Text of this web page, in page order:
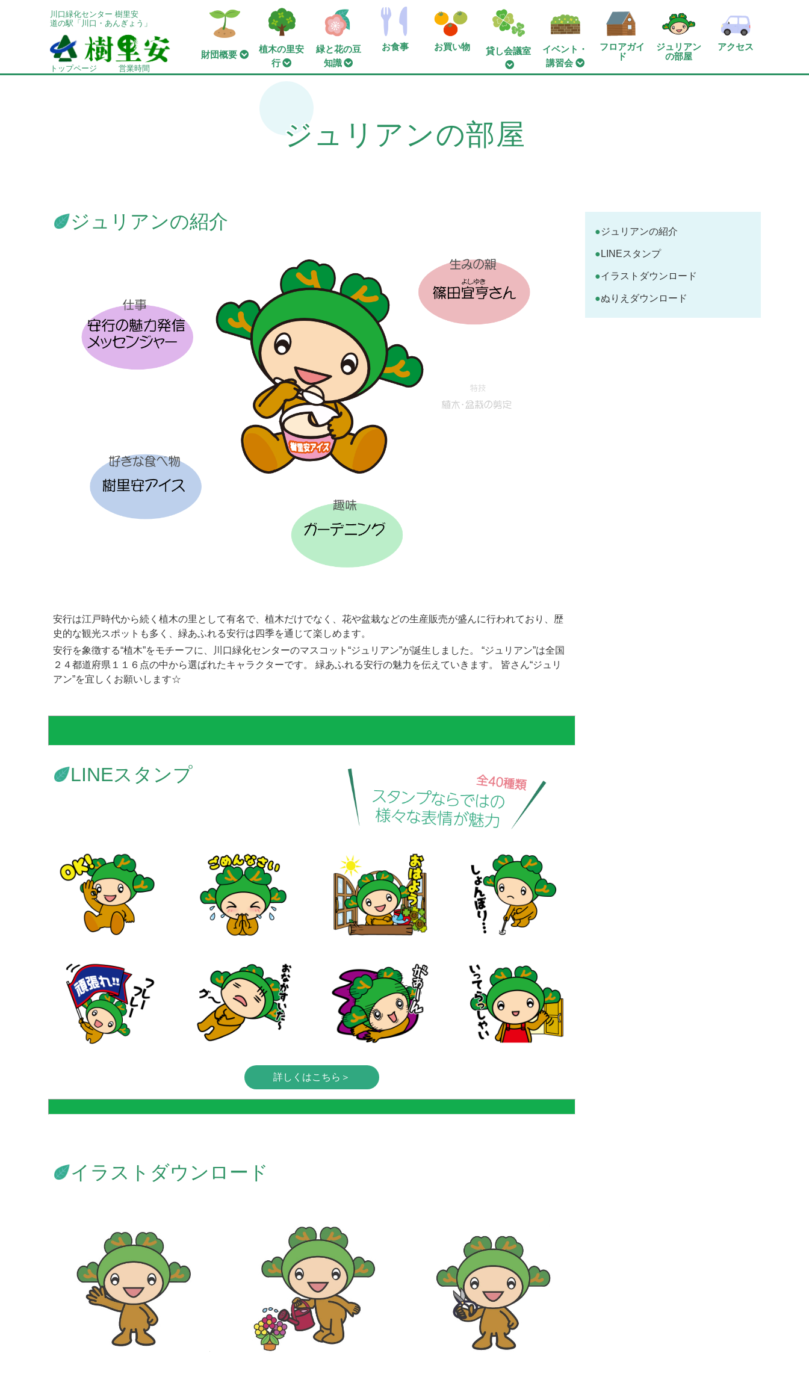
川口緑化センター 樹里安
道の駅「川口・あんぎょう」
トップページ 営業時間
財団概要
植木の里安
行
緑と花の豆
知識
お食事 お買い物 貸し会議室
イベント・
講習会
フロアガイ
ド
ジュリアン
の部屋
アクセス
ジュリアンの部屋
ジュリアンの紹介
安行は江戸時代から続く植木の里として有名で、植木だけでなく、花や盆栽などの生産販売が盛んに行われており、歴
史的な観光スポットも多く、緑あふれる安行は四季を通じて楽しめます。
安行を象徴する“植木”をモチーフに、川口緑化センターのマスコット“ジュリアン”が誕生しました。 “ジュリアン”は全国
２４都道府県１１６点の中から選ばれたキャラクターです。 緑あふれる安行の魅力を伝えていきます。 皆さん“ジュリ
アン”を宜しくお願いします☆
LINEスタンプ
詳しくはこちら＞
イラストダウンロード
ジュリアンの紹介
LINEスタンプ
イラストダウンロード
ぬりえダウンロード